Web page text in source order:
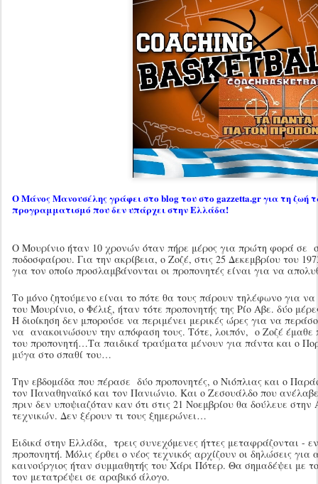
Ο Μάνος Μανουσέλης γράφει στο blog του στο gazzetta.gr για τη ζωή
προγραμματισμό που δεν υπάρχει στην Ελλάδα!
Ο Μουρίνιο ήταν 10 χρονών όταν πήρε μέρος για πρώτη φορά σε
ποδοσφαίρου. Για την ακρίβεια, ο Ζοζέ, στις 25 Δεκεμβρίου του
για τον οποίο προσλαμβάνονται οι προπονητές είναι για να
Το μόνο ζητούμενο είναι το πότε θα τους πάρουν τηλέφωνο για
του Μουρίνιο, ο Φέλιξ, ήταν τότε προπονητής της Ρίο Αβε. δύο
Η διοίκηση δεν μπορούσε να περιμένει μερικές ώρες για να
να ανακοινώσουν την απόφαση τους. Τότε, λοιπόν, ο Ζοζέ έμαθε
του προπονητή…Τα παιδικά τραύματα μένουν για πάντα και ο
μύγα στο σπαθί του…
Την εβδομάδα που πέρασε δύο προπονητές, ο Νιόπλιας και ο
τον Παναθηναϊκό και τον Πανιώνιο. Και ο Ζεσουάλδο που
πριν δεν υποψιαζόταν καν ότι στις 21 Νοεμβρίου θα δούλευε
τεχνικών. Δεν ξέρουν τι τους ξημερώνει…
Ειδικά στην Ελλάδα, τρεις συνεχόμενες ήττες μεταφράζονται -
προπονητή. Μόλις έρθει ο νέος τεχνικός αρχίζουν οι δηλώσεις
καινούργιος ήταν συμμαθητής του Χάρι Πότερ. Θα σημαδέψει με
τον μετατρέψει σε αραβικό άλογο.